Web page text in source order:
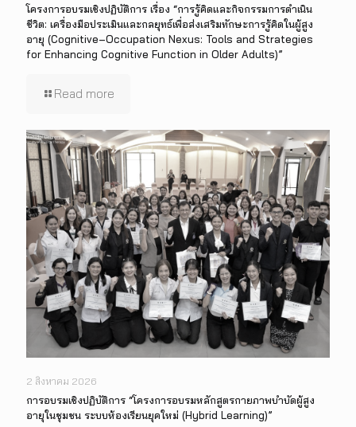
โครงการอบรมเชิงปฏิบัติการ เรื่อง “การรู้คิดและกิจกรรมการดำเนิน
ชีวิต: เครื่องมือประเมินและกลยุทธ์เพื่อส่งเสริมทักษะการรู้คิดในผู้สูง
อายุ (Cognitive–Occupation Nexus: Tools and Strategies
for Enhancing Cognitive Function in Older Adults)”
Read more
2 สิงหาคม 2026
การอบรมเชิงปฏิบัติการ “โครงการอบรมหลักสูตรกายภาพบำบัดผู้สูง
อายุในชุมชน ระบบห้องเรียนยุคใหม่ (Hybrid Learning)”